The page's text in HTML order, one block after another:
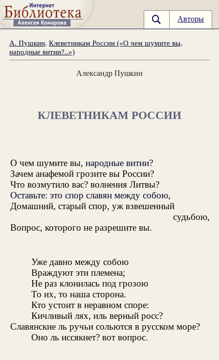
Авторы
А. Пушкин.Клеветникам России («О чем шумите вы,
народные витии?..»)
Александр Пушкин
КЛЕВЕТНИКАМ РОССИИ
О чем шумите вы, народные витии?
Зачем анафемой грозите вы России?
Что возмутило вас? волнения Литвы?
Оставьте: это спор славян между собою,
Домашний, старый спор, уж взвешенный
судьбою,
Вопрос, которого не разрешите вы.
Уже давно между собою
Враждуют эти племена;
Не раз клонилась под грозою
То их, то наша сторона.
Кто устоит в неравном споре:
Кичливый лях, иль верный росс?
Славянские ль ручьи сольются в русском море?
Оно ль иссякнет? вот вопрос.